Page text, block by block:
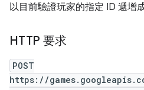
以目前驗證玩家的指定 ID 遞增成
HTTP 要求
POST
https://